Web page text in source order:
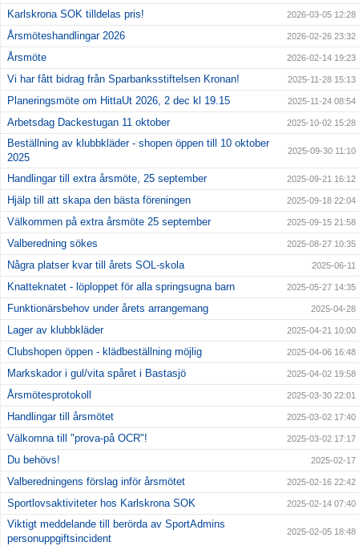
Karlskrona SOK tilldelas pris! 2026-03-05 12:28
Årsmöteshandlingar 2026 2026-02-26 23:32
Årsmöte 2026-02-14 19:23
Vi har fått bidrag från Sparbanksstiftelsen Kronan! 2025-11-28 15:13
Planeringsmöte om HittaUt 2026, 2 dec kl 19.15 2025-11-24 08:54
Arbetsdag Dackestugan 11 oktober 2025-10-02 15:28
Beställning av klubbkläder - shopen öppen till 10 oktober
2025
2025-09-30 11:10
Handlingar till extra årsmöte, 25 september 2025-09-21 16:12
Hjälp till att skapa den bästa föreningen 2025-09-18 22:04
Välkommen på extra årsmöte 25 september 2025-09-15 21:58
Valberedning sökes 2025-08-27 10:35
Några platser kvar till årets SOL-skola 2025-06-11
Knatteknatet - löploppet för alla springsugna barn 2025-05-27 14:35
Funktionärsbehov under årets arrangemang 2025-04-28
Lager av klubbkläder 2025-04-21 10:00
Clubshopen öppen - klädbeställning möjlig 2025-04-06 16:48
Markskador i gul/vita spåret i Bastasjö 2025-04-02 19:58
Årsmötesprotokoll 2025-03-30 22:01
Handlingar till årsmötet 2025-03-02 17:40
Välkomna till "prova-på OCR"! 2025-03-02 17:17
Du behövs! 2025-02-17
Valberedningens förslag inför årsmötet 2025-02-16 22:42
Sportlovsaktiviteter hos Karlskrona SOK 2025-02-14 07:40
Viktigt meddelande till berörda av SportAdmins
personuppgiftsincident
2025-02-05 18:48